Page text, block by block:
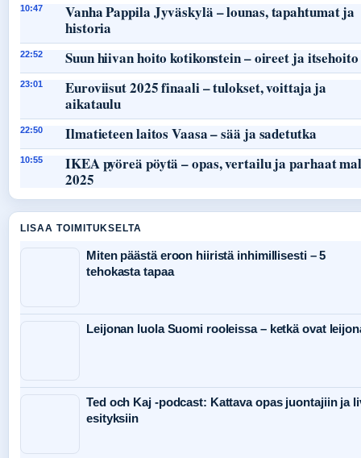
10:47
Vanha Pappila Jyväskylä – lounas, tapahtumat ja
historia
22:52 Suun hiivan hoito kotikonstein – oireet ja itsehoito
23:01
Euroviisut 2025 finaali – tulokset, voittaja ja
aikataulu
22:50 Ilmatieteen laitos Vaasa – sää ja sadetutka
10:55
IKEA pyöreä pöytä – opas, vertailu ja parhaat
2025
LISAA TOIMITUKSELTA
Miten päästä eroon hiiristä inhimillisesti – 5
tehokasta tapaa
Leijonan luola Suomi rooleissa – ketkä ovat
Ted och Kaj -podcast: Kattava opas juontajiin ja
esityksiin